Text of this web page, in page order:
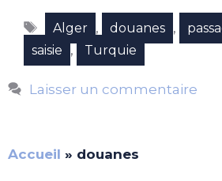
Étiquettes
Alger , douanes ,
saisie , Turquie
Laisser un commentaire
Accueil » douanes